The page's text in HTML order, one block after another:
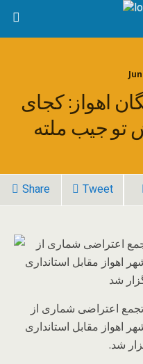
اهواز: کجای
تو جیب ملته
Share Tweet
امروز سه‌شنبه ۷ تیرماه ۱۴۰۱ تجمع اعتراضی شماری از
اهواز مقابل استانداری
شد.